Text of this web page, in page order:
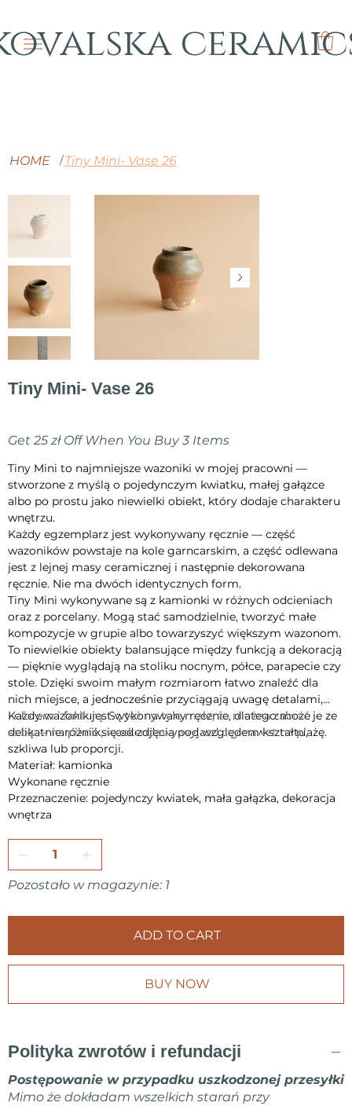
HOME /Tiny Mini- Vase 26
Tiny Mini- Vase 26
Get 25 zł Off When You Buy 3 Items
Tiny Mini to najmniejsze wazoniki w mojej pracowni —
stworzone z myślą o pojedynczym kwiatku, małej gałązce
albo po prostu jako niewielki obiekt, który dodaje charakteru
wnętrzu.
Każdy egzemplarz jest wykonywany ręcznie — część
wazoników powstaje na kole garncarskim, a część odlewana
jest z lejnej masy ceramicznej i następnie dekorowana
ręcznie. Nie ma dwóch identycznych form.
Tiny Mini wykonywane są z kamionki w różnych odcieniach
oraz z porcelany. Mogą stać samodzielnie, tworzyć małe
kompozycje w grupie albo towarzyszyć większym wazonom.
To niewielkie obiekty balansujące między funkcją a dekoracją
— pięknie wyglądają na stoliku nocnym, półce, parapecie czy
stole. Dzięki swoim małym rozmiarom łatwo znaleźć dla
nich miejsce, a jednocześnie przyciągają uwagę detalami,
kolorem i fakturą. Są też na tyle małe, że można zabrać je ze
sobą — na piknik, weekendowy wyjazd czy nawet na plażę.
Każdy wazonik jest wykonywany ręcznie, dlatego może
delikatnie różnić się od zdjęcia pod względem kształtu,
szkliwa lub proporcji.
Materiał: kamionka
Wykonane ręcznie
Przeznaczenie: pojedynczy kwiatek, mała gałązka, dekoracja
wnętrza
Pozostało w magazynie: 1
ADD TO CART
BUY NOW
Polityka zwrotów i refundacji
Postępowanie w przypadku uszkodzonej przesyłki
Mimo że dokładam wszelkich starań przy